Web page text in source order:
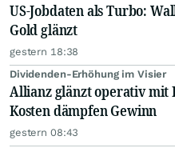
US-Jobdaten als Turbo:
Gold glänzt
gestern 18:38
Dividenden-Erhöhung im Visier
Allianz glänzt operativ mit
Kosten dämpfen Gewinn
gestern 08:43